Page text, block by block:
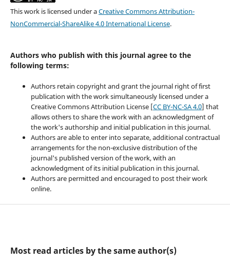
This work is licensed under aCreative Commons Attribution-
NonCommercial-ShareAlike 4.0 International License.
Authors who publish with this journal agree to the
following terms:
Authors retain copyright and grant the journal right of first
publication with the work simultaneously licensed under a
Creative Commons Attribution License [CC BY-NC-SA 4.0] that
allows others to share the work with an acknowledgment of
the work's authorship and initial publication in this journal.
Authors are able to enter into separate, additional contractual
arrangements for the non-exclusive distribution of the
journal's published version of the work, with an
acknowledgment of its initial publication in this journal.
Authors are permitted and encouraged to post their work
online.
Most read articles by the same author(s)